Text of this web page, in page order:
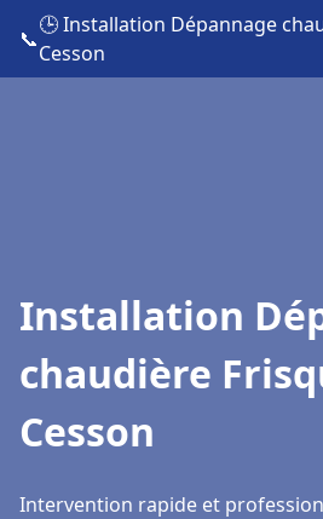
📞
🕒 Installation Dépannage
Cesson
Installation
chaudière
Cesson
Intervention rapide et